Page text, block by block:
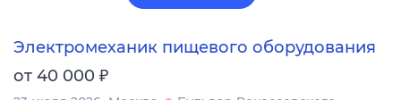
Электромеханик пищевого оборудования
от 40 000 ₽